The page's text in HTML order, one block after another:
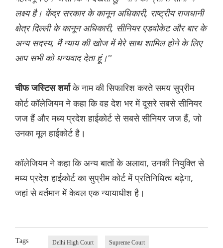
लक्ष्य है। केंद्र सरकार के कानून अधिकारी, राष्ट्रीय राजधानी
क्षेत्र दिल्ली के कानून अधिकारी, सीनियर एडवोकेट और बार के
अन्य सदस्य, मैं न्याय की खोज में मेरे साथ शामिल होने के लिए
आप सभी को धन्यवाद देता हूं।''
चीफ जस्टिस शर्माके नाम की सिफारिश करते समय सुप्रीम
कोर्ट कॉलेजियम ने कहा कि वह देश भर में दूसरे सबसे सीनियर
जज हैं और मध्य प्रदेश हाईकोर्ट से सबसे सीनियर जज हैं, जो
उनका मूल हाईकोर्ट है।
कॉलेजियम ने कहा कि अन्य बातों के अलावा, उनकी नियुक्ति से
मध्य प्रदेश हाईकोर्ट का सुप्रीम कोर्ट में प्रतिनिधित्व बढ़ेगा,
जहां से वर्तमान में केवल एक न्यायाधीश है।
Tags Delhi High Court Supreme Court